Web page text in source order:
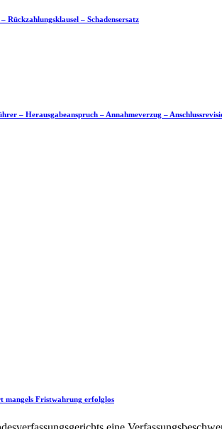
– Schadensersatz
– Herausgabeanspruch – Annahmeverzug –
mangels Fristwahrung erfolglos